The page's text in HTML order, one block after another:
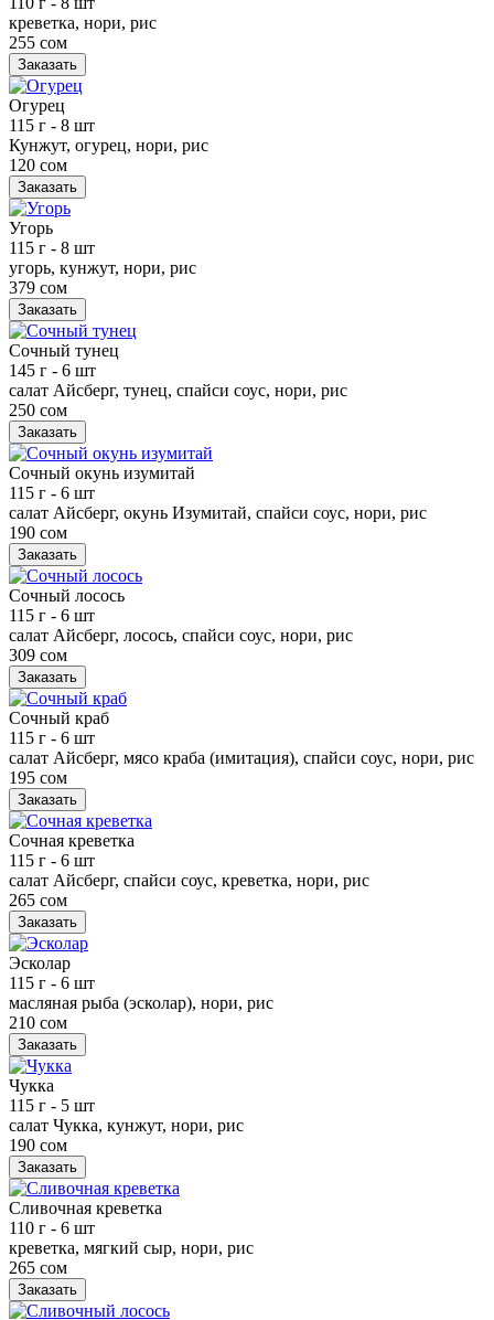
креветка, нори, рис
255 сом
Заказать
Огурец
115 г - 8 шт
Кунжут, огурец, нори, рис
120 сом
Заказать
Угорь
115 г - 8 шт
угорь, кунжут, нори, рис
379 сом
Заказать
Сочный тунец
145 г - 6 шт
салат Айсберг, тунец, спайси соус, нори, рис
250 сом
Заказать
Сочный окунь изумитай
115 г - 6 шт
салат Айсберг, окунь Изумитай, спайси соус, нори, рис
190 сом
Заказать
Сочный лосось
115 г - 6 шт
салат Айсберг, лосось, спайси соус, нори, рис
309 сом
Заказать
Сочный краб
115 г - 6 шт
салат Айсберг, мясо краба (имитация), спайси соус, нори, рис
195 сом
Заказать
Сочная креветка
115 г - 6 шт
салат Айсберг, спайси соус, креветка, нори, рис
265 сом
Заказать
Эсколар
115 г - 6 шт
масляная рыба (эсколар), нори, рис
210 сом
Заказать
Чукка
115 г - 5 шт
салат Чукка, кунжут, нори, рис
190 сом
Заказать
Сливочная креветка
110 г - 6 шт
креветка, мягкий сыр, нори, рис
265 сом
Заказать